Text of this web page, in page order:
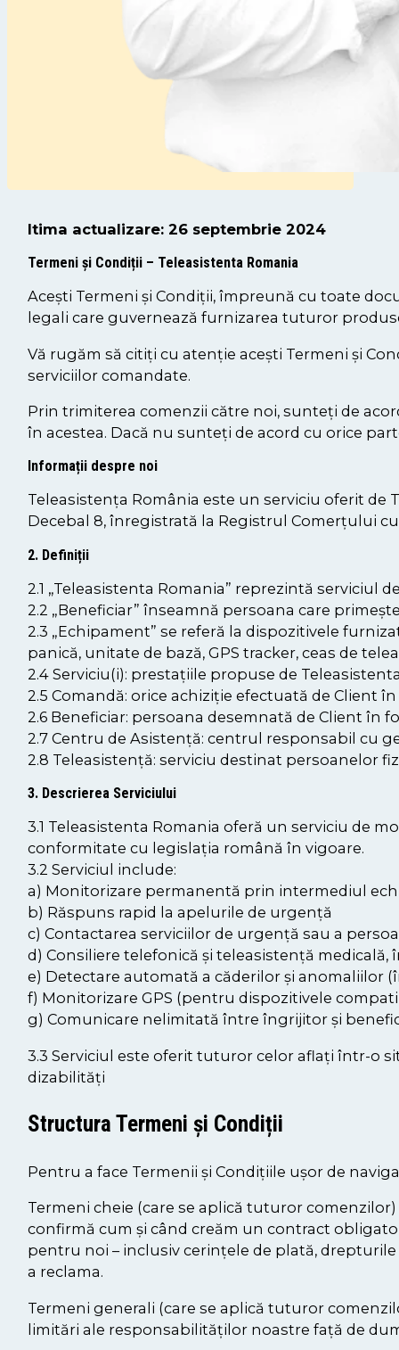
ltima actualizare: 26 septembrie 2024
Termeni și Condiții – Teleasistenta Romania
Acești Termeni și Condiții, împreună cu toate
legali care guvernează furnizarea tuturor
Vă rugăm să citiți cu atenție acești Termeni și
serviciilor comandate.
Prin trimiterea comenzii către noi, sunteți de
în acestea. Dacă nu sunteți de acord cu orice
Informații despre noi
Teleasistența România este un serviciu oferit de
Decebal 8, înregistrată la Registrul Comerțului cu
2. Definiții
2.1 „Teleasistenta Romania” reprezintă serviciul
2.2 „Beneficiar” înseamnă persoana care
2.3 „Echipament” se referă la dispozitivele
panică, unitate de bază, GPS tracker, ceas de
2.4 Serviciu(i): prestațiile propuse de
2.5 Comandă: orice achiziție efectuată de Client
2.6 Beneficiar: persoana desemnată de Client în
2.7 Centru de Asistență: centrul responsabil cu
2.8 Teleasistență: serviciu destinat persoanelor
3. Descrierea Serviciului
3.1 Teleasistenta Romania oferă un serviciu de
conformitate cu legislația română în vigoare.
3.2 Serviciul include:
a) Monitorizare permanentă prin intermediul
b) Răspuns rapid la apelurile de urgență
c) Contactarea serviciilor de urgență sau a
d) Consiliere telefonică și teleasistență medicală,
e) Detectare automată a căderilor și anomaliilor
f) Monitorizare GPS (pentru dispozitivele
g) Comunicare nelimitată între îngrijitor și
3.3 Serviciul este oferit tuturor celor aflați într-o
dizabilități
Structura Termeni și Condiții
Pentru a face Termenii și Condițiile ușor de
Termeni cheie (care se aplică tuturor
confirmă cum și când creăm un contract
pentru noi – inclusiv cerințele de plată,
a reclama.
Termeni generali (care se aplică tuturor
limitări ale responsabilităților noastre față de